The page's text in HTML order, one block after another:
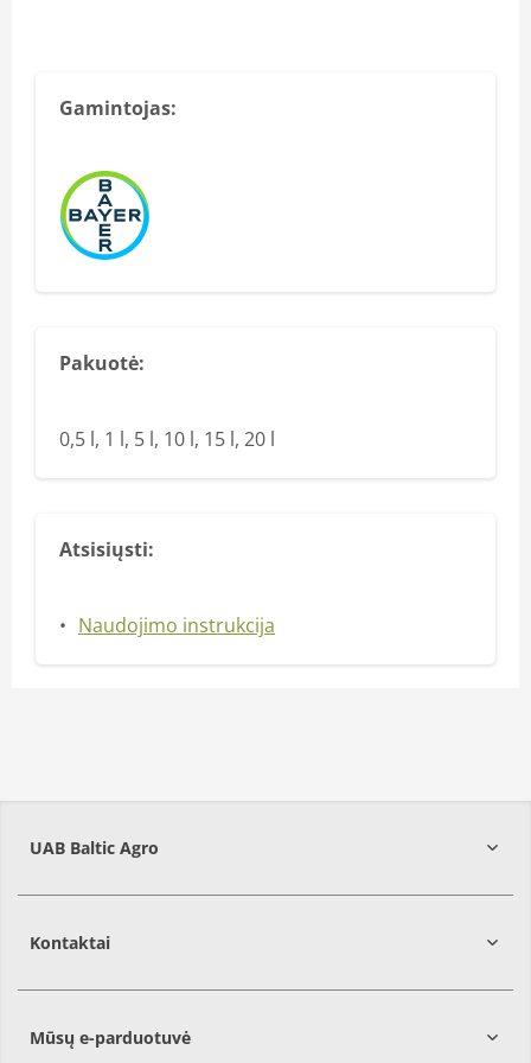
Gamintojas:
Pakuotė:
0,5 l, 1 l, 5 l, 10 l, 15 l, 20 l
Atsisiųsti:
Naudojimo instrukcija
UAB Baltic Agro
Kontaktai
Mūsų e-parduotuvė